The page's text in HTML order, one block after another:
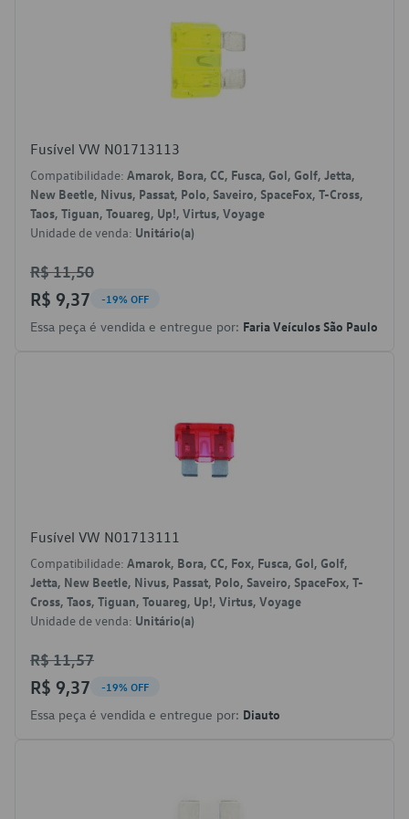
Fusível VW N01713113
Compatibilidade: Amarok, Bora, CC, Fusca, Gol, Golf, Jetta,
New Beetle, Nivus, Passat, Polo, Saveiro, SpaceFox, T-Cross,
Taos, Tiguan, Touareg, Up!, Virtus, Voyage
Unidade de venda: Unitário(a)
R$ 11,50
R$ 9,37 -19% OFF
Essa peça é vendida e entregue por: Faria Veículos São Paulo
Fusível VW N01713111
Compatibilidade: Amarok, Bora, CC, Fox, Fusca, Gol, Golf,
Jetta, New Beetle, Nivus, Passat, Polo, Saveiro, SpaceFox, T-
Cross, Taos, Tiguan, Touareg, Up!, Virtus, Voyage
Unidade de venda: Unitário(a)
R$ 11,57
R$ 9,37 -19% OFF
Essa peça é vendida e entregue por: Diauto